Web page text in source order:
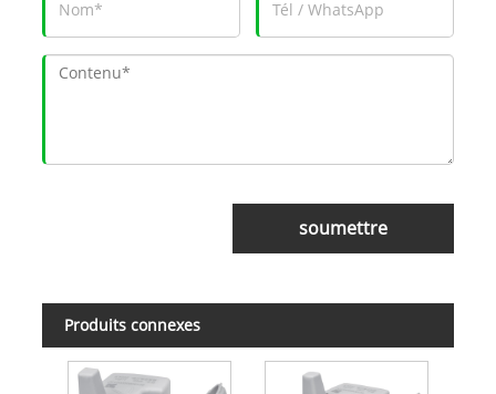
soumettre
Produits connexes